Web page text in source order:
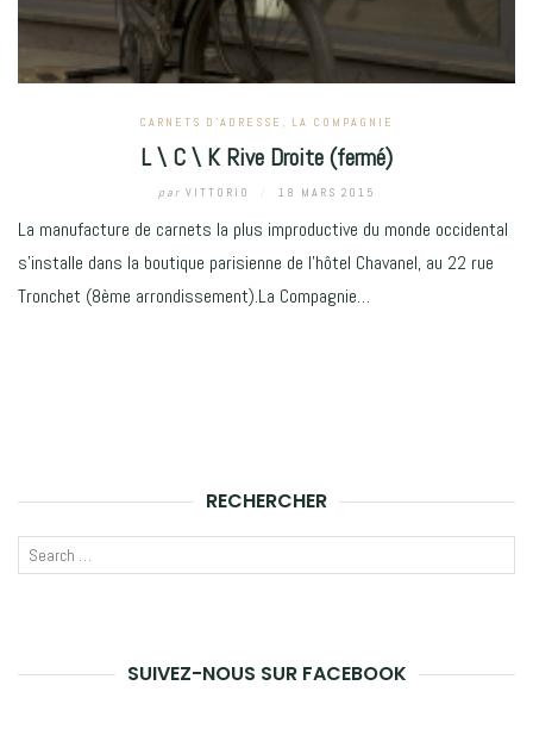
CARNETS D'ADRESSE LA COMPAGNIE
L \ C \ K Rive Droite (fermé)
par VITTORIO 18 MARS 2015
La manufacture de carnets la plus improductive du monde occidental
s’installe dans la boutique parisienne de l’hôtel Chavanel, au 22 rue
Tronchet (8ème arrondissement).La Compagnie…
RECHERCHER
Recherche
SUIVEZ-NOUS SUR FACEBOOK